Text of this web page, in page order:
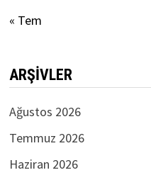
« Tem
ARŞIVLER
Ağustos 2026
Temmuz 2026
Haziran 2026